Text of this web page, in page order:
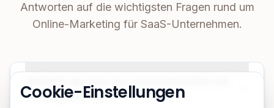
Antworten auf die wichtigsten Fragen rund um
Online-Marketing für SaaS-Unternehmen.
Wie läuft der Start der Zusammenarbeit mit
eurer Agentur ab?
Cookie-Einstellungen